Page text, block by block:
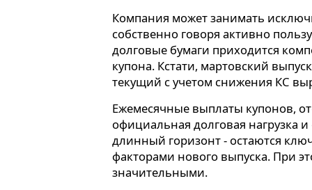
Компания может занимать
собственно говоря активно
долговые бумаги приходится
купона. Кстати, мартовский
текущий с учетом снижения КС
Ежемесячные выплаты купонов,
официальная долговая нагрузка
длинный горизонт - остаются
факторами нового выпуска. При
значительными.